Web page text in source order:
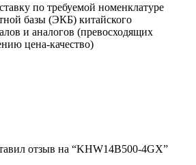
по требуемой номенклатуре
базы (ЭКБ) китайского
и аналогов (превосходящих
цена-качество)
отзыв на “KHW14B500-4GX”